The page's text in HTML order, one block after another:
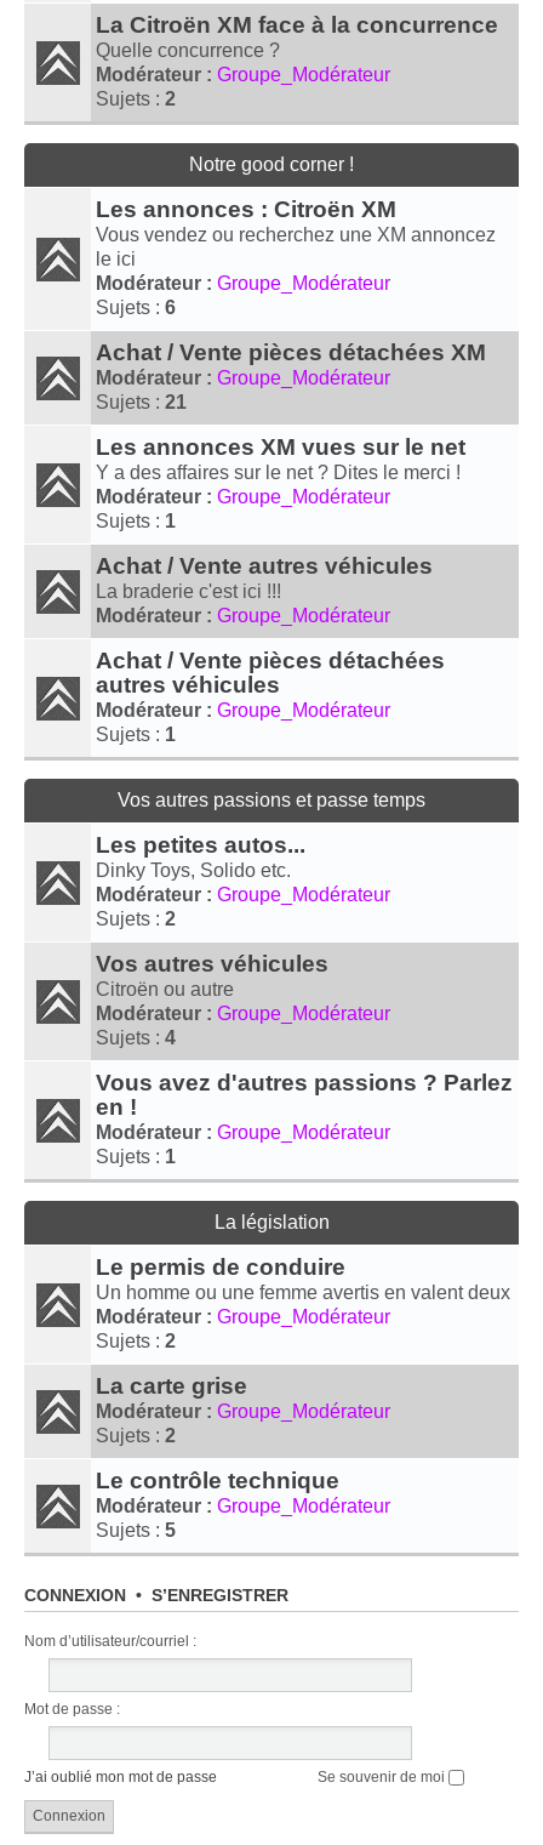
La Citroën XM face à la concurrence
Quelle concurrence ?
Modérateur : Groupe_Modérateur
Sujets : 2
Notre good corner !
Les annonces : Citroën XM
Vous vendez ou recherchez une XM annoncez
le ici
Modérateur : Groupe_Modérateur
Sujets : 6
Achat / Vente pièces détachées XM
Modérateur : Groupe_Modérateur
Sujets : 21
Les annonces XM vues sur le net
Y a des affaires sur le net ? Dites le merci !
Modérateur : Groupe_Modérateur
Sujets : 1
Achat / Vente autres véhicules
La braderie c'est ici !!!
Modérateur : Groupe_Modérateur
Achat / Vente pièces détachées
autres véhicules
Modérateur : Groupe_Modérateur
Sujets : 1
Vos autres passions et passe temps
Les petites autos...
Dinky Toys, Solido etc.
Modérateur : Groupe_Modérateur
Sujets : 2
Vos autres véhicules
Citroën ou autre
Modérateur : Groupe_Modérateur
Sujets : 4
Vous avez d'autres passions ? Parlez
en !
Modérateur : Groupe_Modérateur
Sujets : 1
La législation
Le permis de conduire
Un homme ou une femme avertis en valent deux
Modérateur : Groupe_Modérateur
Sujets : 2
La carte grise
Modérateur : Groupe_Modérateur
Sujets : 2
Le contrôle technique
Modérateur : Groupe_Modérateur
Sujets : 5
CONNEXION • S’ENREGISTRER
Nom d’utilisateur/​courriel :
Mot de passe :
J’ai oublié mon mot de passe Se souvenir de moi